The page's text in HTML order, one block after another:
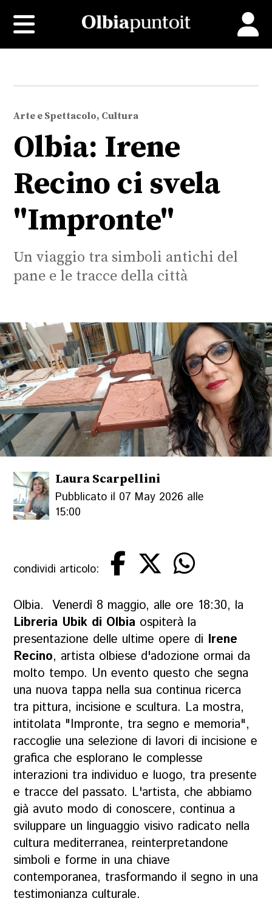
Arte e Spettacolo, Cultura
Olbia: Irene
Recino ci svela
"Impronte"
Un viaggio tra simboli antichi del
pane e le tracce della città
Laura Scarpellini
Pubblicato il 07 May 2026 alle
15:00
condividi articolo:
Olbia. Venerdì 8 maggio, alle ore 18:30, la
Libreria Ubik di Olbia ospiterà la
presentazione delle ultime opere di Irene
Recino, artista olbiese d'adozione ormai da
molto tempo. Un evento questo che segna
una nuova tappa nella sua continua ricerca
tra pittura, incisione e scultura. La mostra,
intitolata "Impronte, tra segno e memoria",
raccoglie una selezione di lavori di incisione e
grafica che esplorano le complesse
interazioni tra individuo e luogo, tra presente
e tracce del passato. L'artista, che abbiamo
già avuto modo di conoscere, continua a
sviluppare un linguaggio visivo radicato nella
cultura mediterranea, reinterpretandone
simboli e forme in una chiave
contemporanea, trasformando il segno in una
testimonianza culturale.